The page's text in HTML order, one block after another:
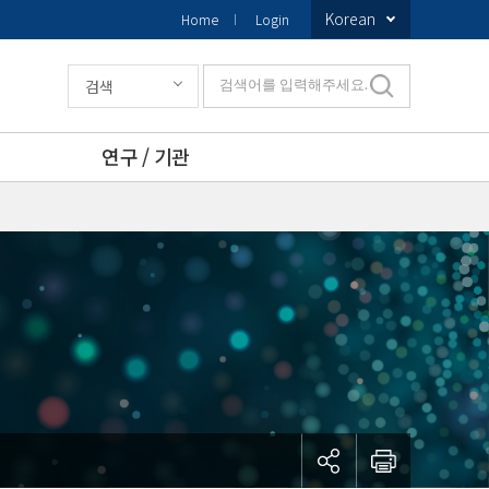
Home Login Korean
연구 / 기관
검색 검색어를 입력해주세요.